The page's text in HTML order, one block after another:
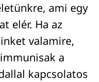
ami egy
elér. Ha az
valamire,
a
kapcsolatos